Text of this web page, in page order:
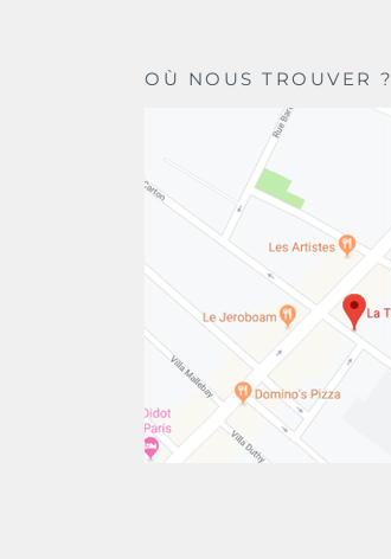
OÙ NOUS TROUVER ?